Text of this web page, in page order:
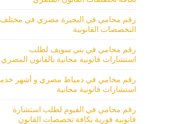
رقم محامي في البحيرة مصري في مختلف
التخصصات القانونية
رقم محامي في بني سويف لطلب
استشارات قانونية مجانية بالقانون المصري
رقم محامي في دمياط مصري و أشهر
استشارات قانونية مجانية
رقم محامي في الفيوم لطلب استشارة
قانونية فورية بكافة تخصصات القانون